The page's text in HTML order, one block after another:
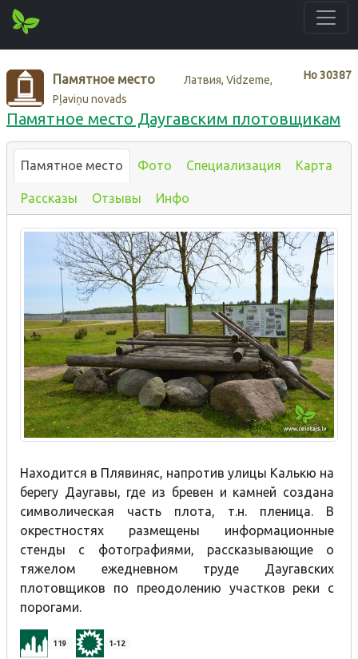
Нo30387
Памятное место
Латвия, Vidzeme,
Pļaviņu novads
Памятное место Даугавским плотовщикам
Памятное место Фото Специализация Карта
Рассказы Отзывы Инфо
Находится в Плявиняс, напротив улицы Калькю на
берегу Даугавы, где из бревен и камней создана
символическая часть плота, т.н. пленица. В
окрестностях размещены информационные
стенды с фотографиями, рассказывающие о
тяжелом ежедневном труде Даугавских
плотовщиков по преодолению участков реки с
порогами.
119 1-12